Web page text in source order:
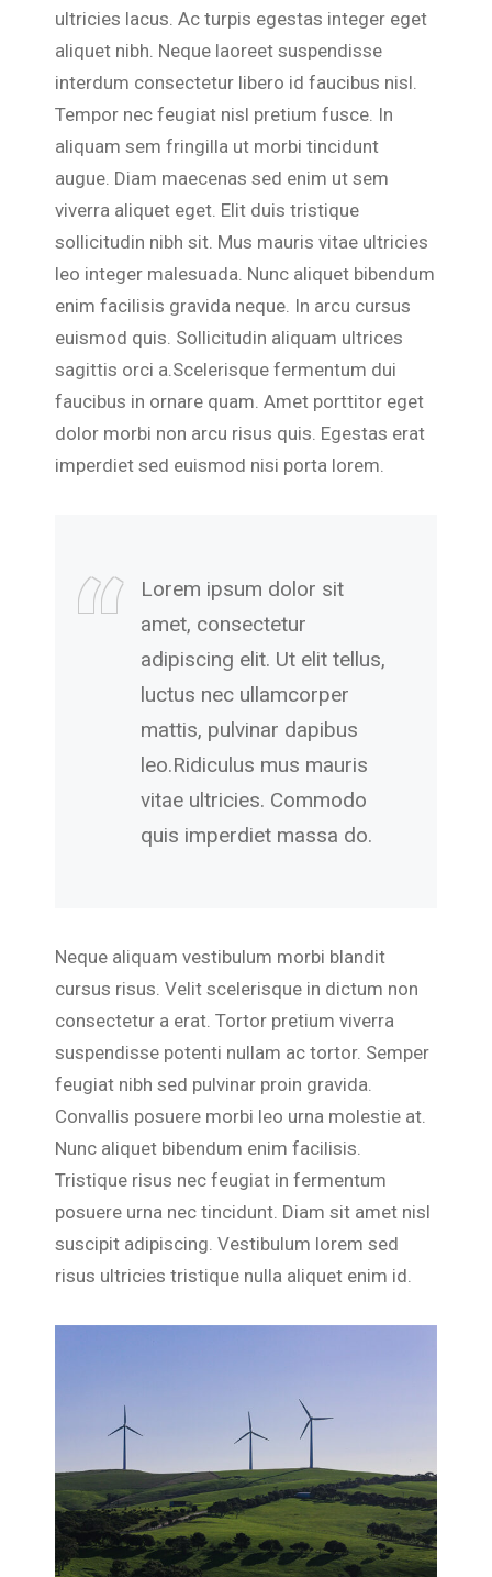
ultricies lacus. Ac turpis egestas integer eget
aliquet nibh. Neque laoreet suspendisse
interdum consectetur libero id faucibus nisl.
Tempor nec feugiat nisl pretium fusce. In
aliquam sem fringilla ut morbi tincidunt
augue. Diam maecenas sed enim ut sem
viverra aliquet eget. Elit duis tristique
sollicitudin nibh sit. Mus mauris vitae ultricies
leo integer malesuada. Nunc aliquet bibendum
enim facilisis gravida neque. In arcu cursus
euismod quis. Sollicitudin aliquam ultrices
sagittis orci a.Scelerisque fermentum dui
faucibus in ornare quam. Amet porttitor eget
dolor morbi non arcu risus quis. Egestas erat
imperdiet sed euismod nisi porta lorem.
Lorem ipsum dolor sit
amet, consectetur
adipiscing elit. Ut elit tellus,
luctus nec ullamcorper
mattis, pulvinar dapibus
leo.Ridiculus mus mauris
vitae ultricies. Commodo
quis imperdiet massa do.
Neque aliquam vestibulum morbi blandit
cursus risus. Velit scelerisque in dictum non
consectetur a erat. Tortor pretium viverra
suspendisse potenti nullam ac tortor. Semper
feugiat nibh sed pulvinar proin gravida.
Convallis posuere morbi leo urna molestie at.
Nunc aliquet bibendum enim facilisis.
Tristique risus nec feugiat in fermentum
posuere urna nec tincidunt. Diam sit amet nisl
suscipit adipiscing. Vestibulum lorem sed
risus ultricies tristique nulla aliquet enim id.